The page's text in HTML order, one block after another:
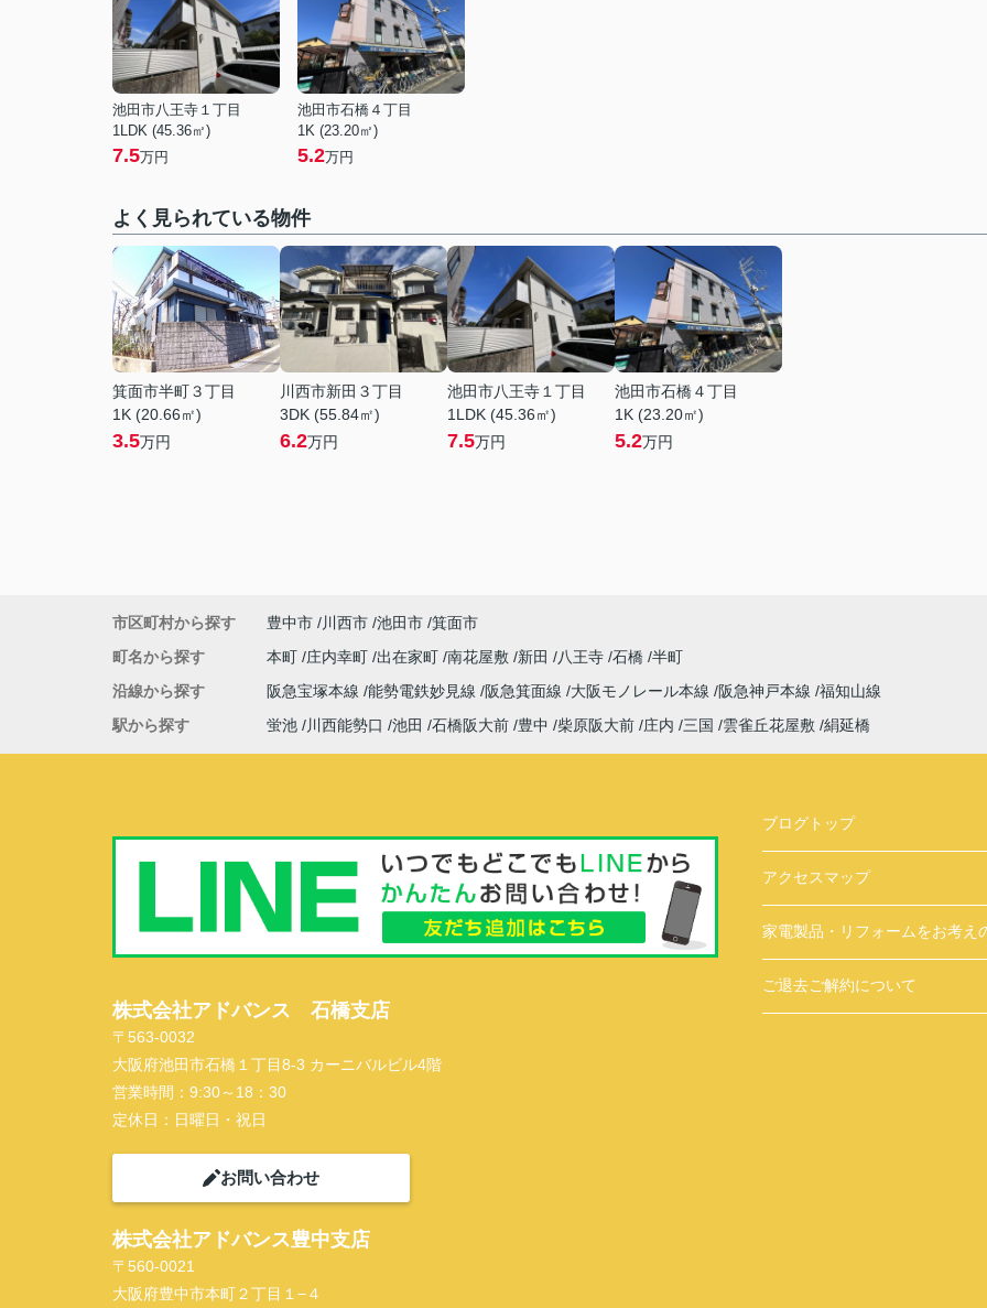
池田市八王寺１丁目
1LDK (45.36㎡)
7.5万円
池田市石橋４丁目
1K (23.20㎡)
5.2万円
よく見られている物件
箕面市半町３丁目
1K (20.66㎡)
3.5万円
川西市新田３丁目
3DK (55.84㎡)
6.2万円
池田市八王寺１丁目
1LDK (45.36㎡)
7.5万円
池田市石橋４丁目
1K (23.20㎡)
5.2万円
市区町村から探す 豊中市 川西市 池田市 箕面市
町名から探す
本町 庄内幸町 出在家町 南花屋敷 新田 八王寺 石橋 半町
沿線から探す
阪急宝塚本線 能勢電鉄妙見線 阪急箕面線 大阪モノレール本線 阪急神戸本線 福知山線
駅から探す
蛍池 川西能勢口 池田 石橋阪大前 豊中 柴原阪大前 庄内 三国 雲雀丘花屋敷 絹延橋
株式会社アドバンス 石橋支店
〒563-0032
大阪府池田市石橋１丁目8-3 カーニバルビル4階
営業時間： 9:30～18：30
定休日： 日曜日・祝日
お問い合わせ
株式会社アドバンス豊中支店
〒560-0021
大阪府豊中市本町２丁目１−４
ブログトップ
アクセスマップ
家電製品・リフォームをお考え
ご退去ご解約について